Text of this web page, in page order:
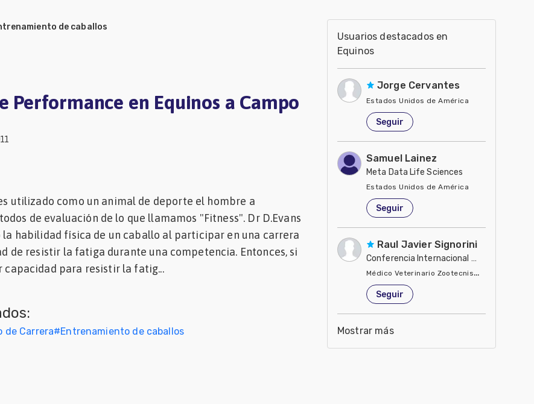
de caballos
Performance en Equinos a Campo
utilizado como un animal de deporte el hombre a
de evaluación de lo que llamamos "Fitness". Dr D.Evans
habilidad física de un caballo al participar en una carrera
de resistir la fatiga durante una competencia. Entonces, si
capacidad para resistir la fatig...
de Carrera#Entrenamiento de caballos
Usuarios destacados en
Equinos
Jorge Cervantes
Estados Unidos de América
Seguir
Samuel Lainez
Meta Data Life Sciences
Estados Unidos de América
Seguir
Raul Javier Signorini
Conferencia Internacional de Caballos de
Médico Veterinario Zootecnista
Estados Unidos de América
Seguir
Mostrar más